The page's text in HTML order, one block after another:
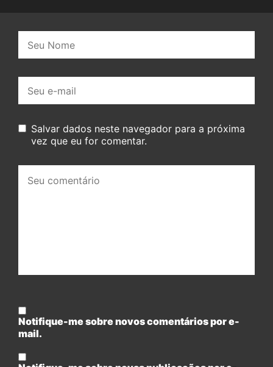
mail:
Salvar dados neste navegador para a próxima
vez que eu for comentar.
comentário:
Notifique-me sobre novos comentários por e-
mail.